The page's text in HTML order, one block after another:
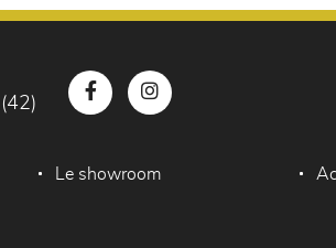
Le showroom